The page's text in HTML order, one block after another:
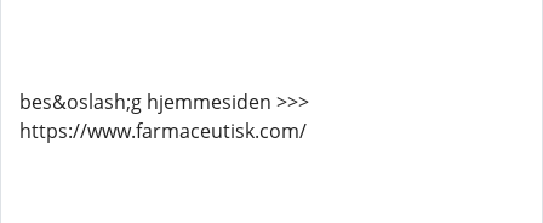
bes&oslash;g hjemmesiden >>>
https://www.farmaceutisk.com/